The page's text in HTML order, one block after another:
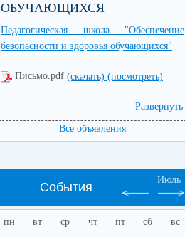
ОБУЧАЮЩИХСЯ
Педагогическая школа "Обеспечение
безопасности и здоровья обучающихся"
Письмо.pdf (скачать) (посмотреть)
Развернуть
Все объявления
События
Июль
пн вт ср чт пт сб вс